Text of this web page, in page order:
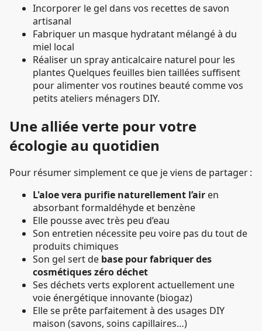
Incorporer le gel dans vos recettes de savon
artisanal
Fabriquer un masque hydratant mélangé à du
miel local
Réaliser un spray anticalcaire naturel pour les
plantes Quelques feuilles bien taillées suffisent
pour alimenter vos routines beauté comme vos
petits ateliers ménagers DIY.
Une alliée verte pour votre
écologie au quotidien
Pour résumer simplement ce que je viens de partager :
L'aloe vera purifie naturellement l’air en
absorbant formaldéhyde et benzène
Elle pousse avec très peu d’eau
Son entretien nécessite peu voire pas du tout de
produits chimiques
Son gel sert de base pour fabriquer des
cosmétiques zéro déchet
Ses déchets verts explorent actuellement une
voie énergétique innovante (biogaz)
Elle se prête parfaitement à des usages DIY
maison (savons, soins capillaires…)